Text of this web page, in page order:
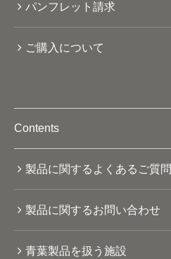
パンフレット請求
ご購入について
Contents
製品に関するよくあるご質問
製品に関するお問い合わせ
青葉製品を扱う施設